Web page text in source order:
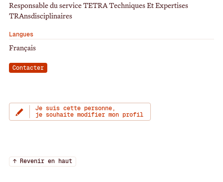
Responsable du service TETRA Techniques Et Expertises
TRAnsdisciplinaires
Langues
Français
Contacter
Je suis cette personne,
je souhaite modifier mon profil
↑ Revenir en haut